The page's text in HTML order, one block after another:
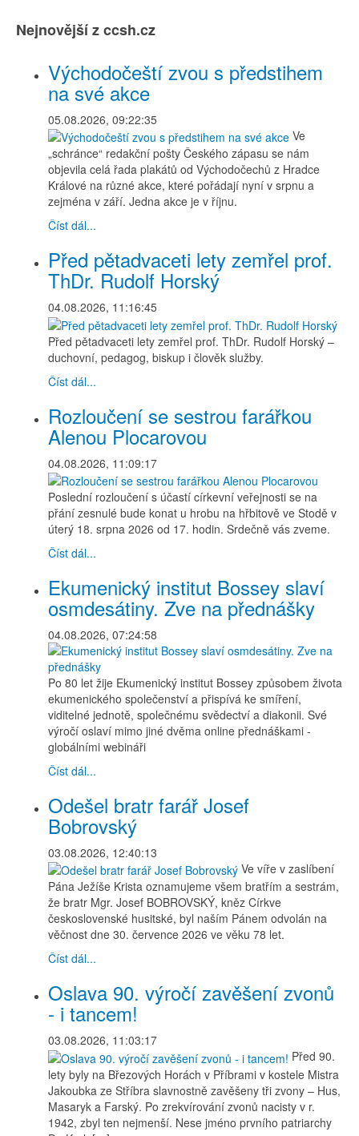
Nejnovější z ccsh.cz
Východočeští zvou s předstihem
na své akce
05.08.2026, 09:22:35
Ve
„schránce“ redakční pošty Českého zápasu se nám
objevila celá řada plakátů od Východočechů z Hradce
Králové na různé akce, které pořádají nyní v srpnu a
zejména v září. Jedna akce je v říjnu.
Číst dál...
Před pětadvaceti lety zemřel prof.
ThDr. Rudolf Horský
04.08.2026, 11:16:45
Před pětadvaceti lety zemřel prof. ThDr. Rudolf Horský –
duchovní, pedagog, biskup i člověk služby.
Číst dál...
Rozloučení se sestrou farářkou
Alenou Plocarovou
04.08.2026, 11:09:17
Poslední rozloučení s účastí církevní veřejnosti se na
přání zesnulé bude konat u hrobu na hřbitově ve Stodě v
úterý 18. srpna 2026 od 17. hodin. Srdečně vás zveme.
Číst dál...
Ekumenický institut Bossey slaví
osmdesátiny. Zve na přednášky
04.08.2026, 07:24:58
Po 80 let žije Ekumenický institut Bossey způsobem života
ekumenického společenství a přispívá ke smíření,
viditelné jednotě, společnému svědectví a diakonii. Své
výročí oslaví mimo jiné dvěma online přednáškami -
globálními webináři
Číst dál...
Odešel bratr farář Josef
Bobrovský
03.08.2026, 12:40:13
Ve víře v zaslíbení
Pána Ježíše Krista oznamujeme všem bratřím a sestrám,
že bratr Mgr. Josef BOBROVSKÝ, kněz Církve
československé husitské, byl naším Pánem odvolán na
věčnost dne 30. července 2026 ve věku 78 let.
Číst dál...
Oslava 90. výročí zavěšení zvonů
- i tancem!
03.08.2026, 11:03:17
Před 90.
lety byly na Březových Horách v Příbrami v kostele Mistra
Jakoubka ze Stříbra slavnostně zavěšeny tři zvony – Hus,
Masaryk a Farský. Po zrekvírování zvonů nacisty v r.
1942, zbyl ten nejmenší. Nese jméno prvního patriarchy